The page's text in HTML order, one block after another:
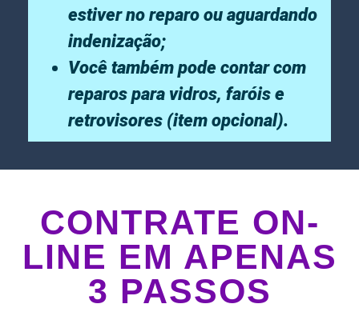
estiver no reparo ou aguardando
indenização;
Você também pode contar com
reparos para vidros, faróis e
retrovisores (item opcional).
CONTRATE ON-
LINE EM APENAS
3 PASSOS